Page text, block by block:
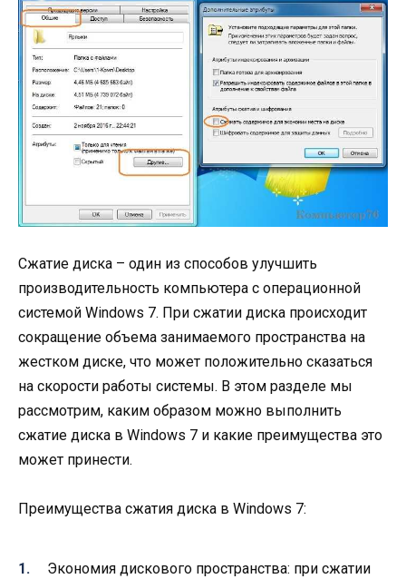
Сжатие диска – один из способов улучшить
производительность компьютера с операционной
системой Windows 7. При сжатии диска происходит
сокращение объема занимаемого пространства на
жестком диске, что может положительно сказаться
на скорости работы системы. В этом разделе мы
рассмотрим, каким образом можно выполнить
сжатие диска в Windows 7 и какие преимущества это
может принести.
Преимущества сжатия диска в Windows 7:
Экономия дискового пространства: при сжатии